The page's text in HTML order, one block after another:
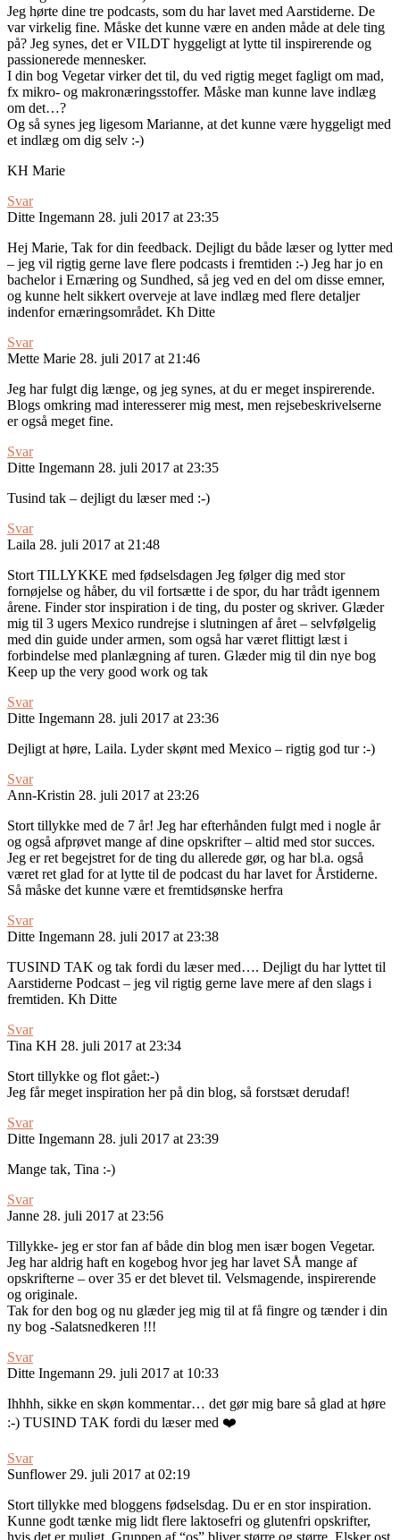
Jeg hørte dine tre podcasts, som du har lavet med Aarstiderne. De
var virkelig fine. Måske det kunne være en anden måde at dele ting
på? Jeg synes, det er VILDT hyggeligt at lytte til inspirerende og
passionerede mennesker.
I din bog Vegetar virker det til, du ved rigtig meget fagligt om mad,
fx mikro- og makronæringsstoffer. Måske man kunne lave indlæg
om det…?
Og så synes jeg ligesom Marianne, at det kunne være hyggeligt med
et indlæg om dig selv :-)
KH Marie
Svar
Ditte Ingemann 28. juli 2017 at 23:35
Hej Marie, Tak for din feedback. Dejligt du både læser og lytter med
– jeg vil rigtig gerne lave flere podcasts i fremtiden :-) Jeg har jo en
bachelor i Ernæring og Sundhed, så jeg ved en del om disse emner,
og kunne helt sikkert overveje at lave indlæg med flere detaljer
indenfor ernæringsområdet. Kh Ditte
Svar
Mette Marie 28. juli 2017 at 21:46
Jeg har fulgt dig længe, og jeg synes, at du er meget inspirerende.
Blogs omkring mad interesserer mig mest, men rejsebeskrivelserne
er også meget fine.
Svar
Ditte Ingemann 28. juli 2017 at 23:35
Tusind tak – dejligt du læser med :-)
Svar
Laila 28. juli 2017 at 21:48
Stort TILLYKKE med fødselsdagen Jeg følger dig med stor
fornøjelse og håber, du vil fortsætte i de spor, du har trådt igennem
årene. Finder stor inspiration i de ting, du poster og skriver. Glæder
mig til 3 ugers Mexico rundrejse i slutningen af året – selvfølgelig
med din guide under armen, som også har været flittigt læst i
forbindelse med planlægning af turen. Glæder mig til din nye bog
Keep up the very good work og tak
Svar
Ditte Ingemann 28. juli 2017 at 23:36
Dejligt at høre, Laila. Lyder skønt med Mexico – rigtig god tur :-)
Svar
Ann-Kristin 28. juli 2017 at 23:26
Stort tillykke med de 7 år! Jeg har efterhånden fulgt med i nogle år
og også afprøvet mange af dine opskrifter – altid med stor succes.
Jeg er ret begejstret for de ting du allerede gør, og har bl.a. også
været ret glad for at lytte til de podcast du har lavet for Årstiderne.
Så måske det kunne være et fremtidsønske herfra
Svar
Ditte Ingemann 28. juli 2017 at 23:38
TUSIND TAK og tak fordi du læser med…. Dejligt du har lyttet til
Aarstiderne Podcast – jeg vil rigtig gerne lave mere af den slags i
fremtiden. Kh Ditte
Svar
Tina KH 28. juli 2017 at 23:34
Stort tillykke og flot gået:-)
Jeg får meget inspiration her på din blog, så forstsæt derudaf!
Svar
Ditte Ingemann 28. juli 2017 at 23:39
Mange tak, Tina :-)
Svar
Janne 28. juli 2017 at 23:56
Tillykke- jeg er stor fan af både din blog men især bogen Vegetar.
Jeg har aldrig haft en kogebog hvor jeg har lavet SÅ mange af
opskrifterne – over 35 er det blevet til. Velsmagende, inspirerende
og originale.
Tak for den bog og nu glæder jeg mig til at få fingre og tænder i din
ny bog -Salatsnedkeren !!!
Svar
Ditte Ingemann 29. juli 2017 at 10:33
Ihhhh, sikke en skøn kommentar… det gør mig bare så glad at høre
:-) TUSIND TAK fordi du læser med ❤️
Svar
Sunflower 29. juli 2017 at 02:19
Stort tillykke med bloggens fødselsdag. Du er en stor inspiration.
Kunne godt tænke mig lidt flere laktosefri og glutenfri opskrifter,